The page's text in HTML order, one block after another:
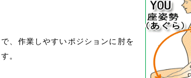
、作業しやすいポジションに肘を
。